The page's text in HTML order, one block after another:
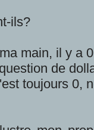
ils?
main, il y a
de
toujours 0,